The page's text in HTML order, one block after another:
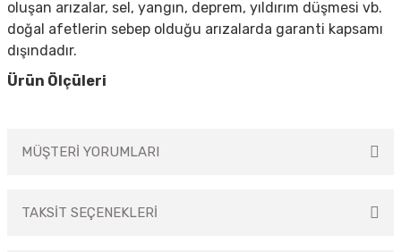
oluşan arızalar, sel, yangın, deprem, yıldırım düşmesi vb.
doğal afetlerin sebep olduğu arızalarda garanti kapsamı
dışındadır.
Ürün Ölçüleri
MÜŞTERİ YORUMLARI
TAKSİT SEÇENEKLERİ